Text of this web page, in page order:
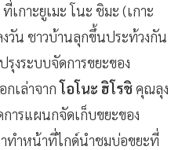
เกาะยูเมะ โนะ ชิมะ (เกาะ
วัน ชาวบ้านลุกขึ้นประท้วงกัน
งระบบจัดการขยะของ
กเล่าจาก โอโนะ ฮิโรชิคุณลุง
ารแผนกจัดเก็บขยะของ
ทำหน้าที่ไกด์นำชมบ่อขยะที่